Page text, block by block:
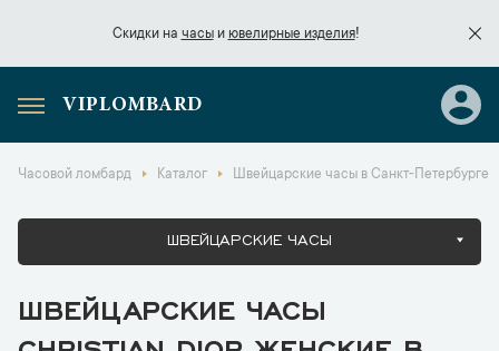
Скидки на часыи ювелирные изделия!
Скидки начасы
VIPLOMBARD
Часовой ломбард Каталог Швейцарские часы в Санкт-Петербурге
ШВЕЙЦАРСКИЕ ЧАСЫ
ШВЕЙЦАРСКИЕ ЧАСЫ